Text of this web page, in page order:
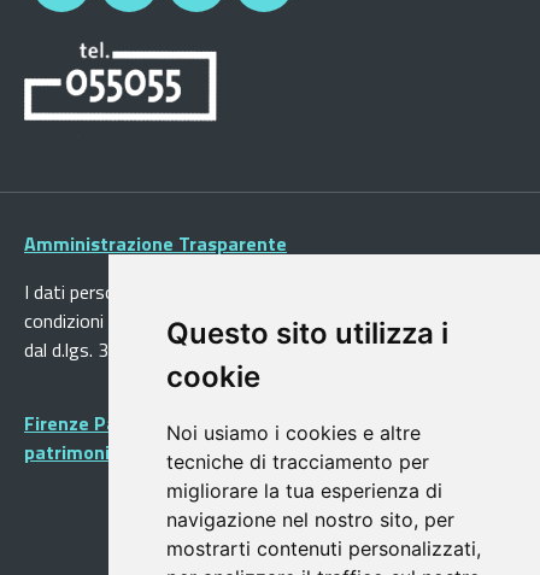
Questo sito utilizza i
cookie
Noi usiamo i cookies e altre
tecniche di tracciamento per
migliorare la tua esperienza di
navigazione nel nostro sito, per
mostrarti contenuti personalizzati,
Amministrazione Trasparente
I dati personali pubblicati sono riutilizzabili solo alle
condizioni previste dalla direttiva comunitaria 2003/98/CE e
dal d.lgs. 36/2006
Firenze Patrimonio Mondiale - Centro storico di Firenze
patrimonio dell’Umanità